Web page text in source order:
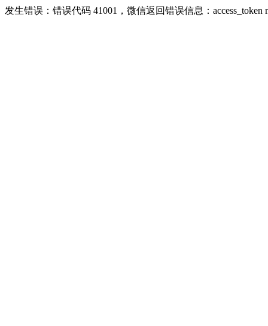
发生错误：错误代码 41001，微信返回错误信息：access_token